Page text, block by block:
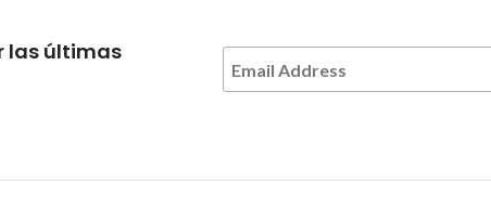
las últimas